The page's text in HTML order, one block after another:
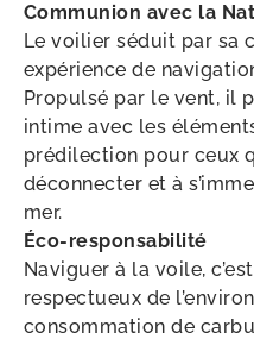
Communion avec la
Le voilier séduit par sa
expérience de
Propulsé par le vent, il
intime avec les
prédilection pour ceux
déconnecter et à
mer.
Éco-responsabilité
Naviguer à la voile,
respectueux de
consommation de